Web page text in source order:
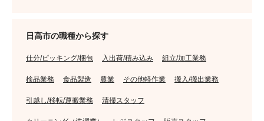
日高市の職種から探す
仕分/ピッキング/梱包 入出荷/積み込み 組立/加工業務
検品業務 食品製造 農業 その他軽作業 搬入/搬出業務
引越し/移転/運搬業務 清掃スタッフ